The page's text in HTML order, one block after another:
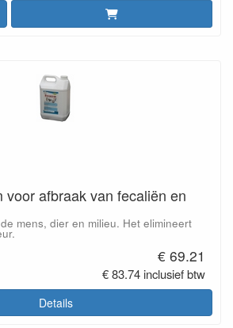
voor afbraak van fecaliën en
mens, dier en milieu. Het elimineert
€ 69.21
€ 83.74 inclusief btw
Details